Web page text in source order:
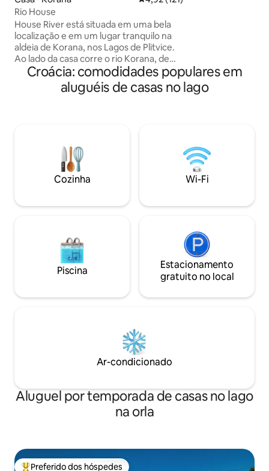
Rio House
House River está situada em uma bela
localização e em um lugar tranquilo na
aldeia de Korana, nos Lagos de Plitvice.
Ao lado da casa corre o rio Korana, de
águas cristalinas. A casa tem 2 quartos,
capacidade para 5 pessoas, cozinha, sala
de jantar, sala de estar, banheiro e
km - Speleon (centro do patrimônio
subterrâneo), bem como as cavernas de
Barać estão localizadas nas
proximidades - Você também pode
🐻🦆🌳 BEM-VINDO
é principalmente
como o
Croácia: comodidades populares em
aluguéis de casas no lago
Cozinha Wi-Fi
Piscina
Estacionamento
gratuito no local
Ar-condicionado
Aluguel por temporada de casas no lago
na orla
Preferido dos hóspedes